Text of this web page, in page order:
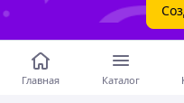
Главная Каталог